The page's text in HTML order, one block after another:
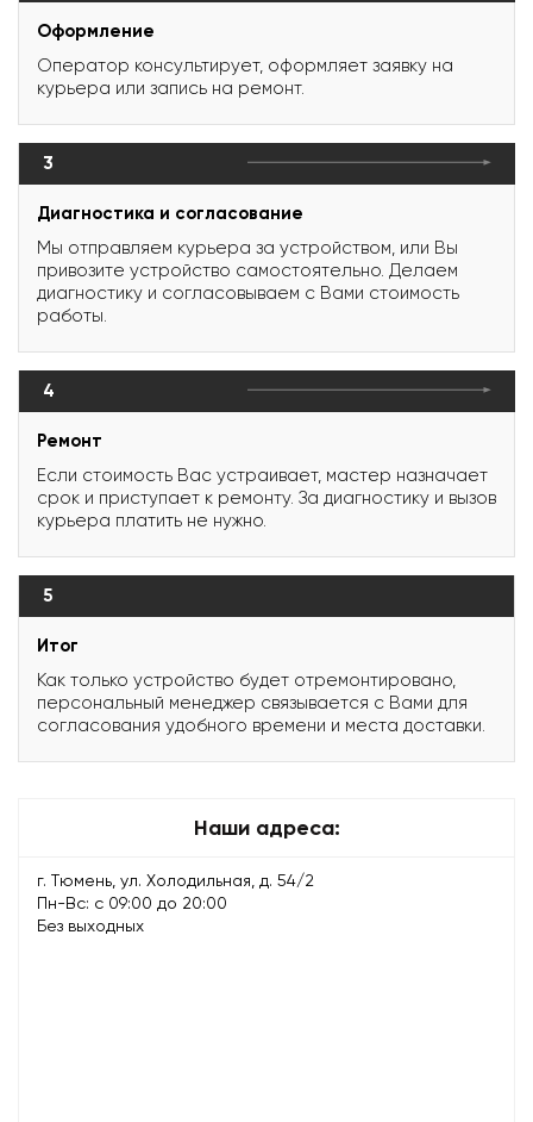
Оформление
Оператор консультирует, оформляет заявку на
курьера или запись на ремонт.
3
Диагностика и согласование
Мы отправляем курьера за устройством, или Вы
привозите устройство самостоятельно. Делаем
диагностику и согласовываем с Вами стоимость
работы.
4
Ремонт
Если стоимость Вас устраивает, мастер назначает
срок и приступает к ремонту. За диагностику и вызов
курьера платить не нужно.
5
Итог
Как только устройство будет отремонтировано,
персональный менеджер связывается с Вами для
согласования удобного времени и места доставки.
Наши адреса:
г. Тюмень, ул. Холодильная, д. 54/2
Пн-Вс: с 09:00 до 20:00
Без выходных